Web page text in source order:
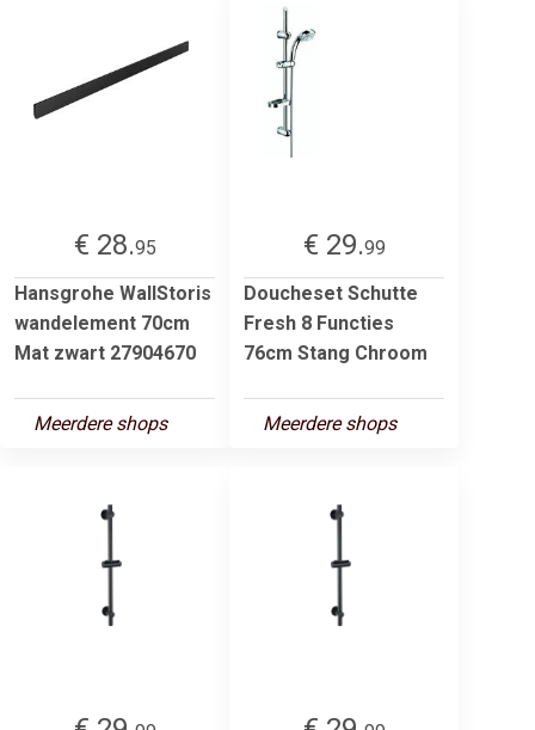
€ 28.95
Hansgrohe WallStoris
wandelement 70cm
Mat zwart 27904670
Meerdere shops
€ 29.99
Doucheset Schutte
Fresh 8 Functies
76cm Stang Chroom
Meerdere shops